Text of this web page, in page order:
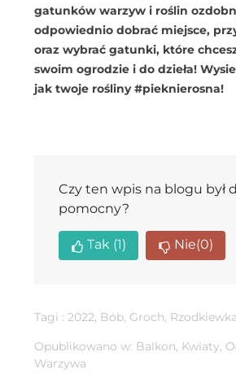
gatunków warzyw i roślin
odpowiednio dobrać miejsce,
oraz wybrać gatunki, które
swoim ogrodzie i do dzieła!
jak twoje rośliny #pieknierosna!
Czy ten wpis na blogu był
pomocny?
Tak (1) Nie(0)
Tagi : 2022, Bób, Groch, Rzodkiewka
Opublikowano w: Balkon, Kwiaty,
Warzywa